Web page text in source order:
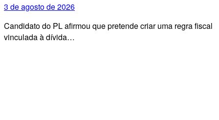
3 de agosto de 2026
Candidato do PL afirmou que pretende criar uma regra fiscal
vinculada à dívida…